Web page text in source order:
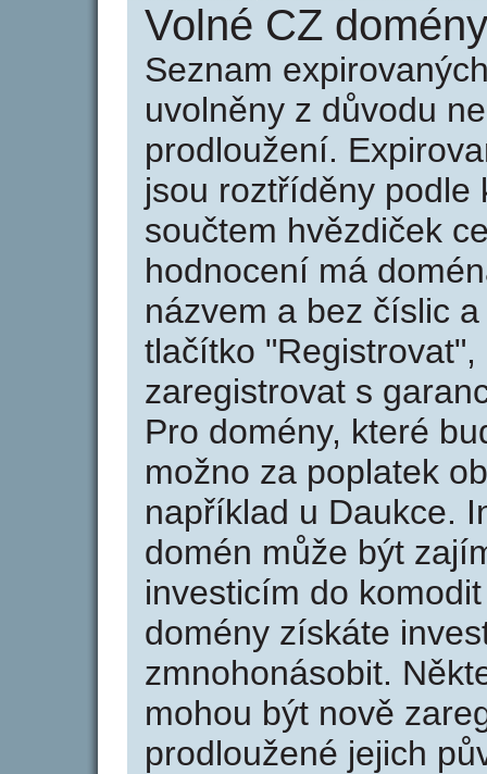
Volné CZ
Seznam
uvolněny z důvodu
prodloužení.
jsou roztříděny podle
součtem hvězdiček
hodnocení má
názvem a bez číslic
tlačítko
zaregistrovat s
Pro domény, které
možno za poplatek
například u Daukce.
domén může být
investicím do
domény získáte
zmnohonásobit.
mohou být nově
prodloužené jejich